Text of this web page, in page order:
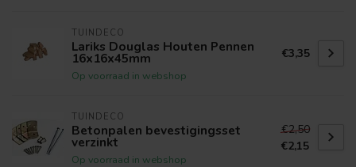
TUINDECO
Lariks Douglas Houten Pennen
16x16x45mm
Op voorraad in webshop
€3,35
TUINDECO
Betonpalen bevestigingsset
verzinkt
Op voorraad in webshop
€2,50
€2,15